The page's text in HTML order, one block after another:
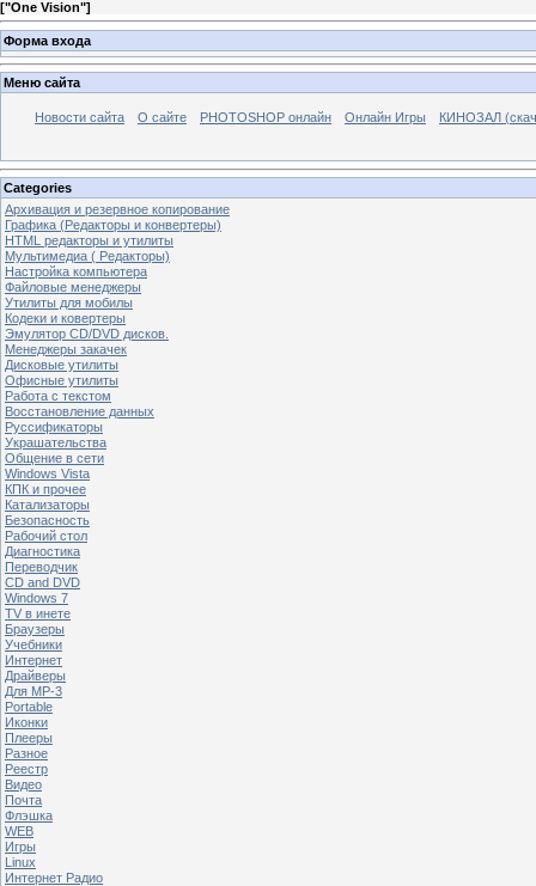
["One Vision"]
Форма входа
Меню сайта
Новости сайта О сайте PHOTOSHOP онлайн Онлайн Игры КИНОЗАЛ
Categories
Архивация и резервное копирование
Графика (Редакторы и конвертеры)
HTML редакторы и утилиты
Мультимедиа ( Редакторы)
Настройка компьютера
Файловые менеджеры
Утилиты для мобилы
Кодеки и ковертеры
Эмулятор CD/DVD дисков.
Менеджеры закачек
Дисковые утилиты
Офисные утилиты
Работа с текстом
Восстановление данных
Руссификаторы
Украшательства
Общение в сети
Windows Vista
КПК и прочее
Катализаторы
Безопасность
Рабочий стол
Диагностика
Переводчик
CD and DVD
Windows 7
TV в инете
Браузеры
Учебники
Интернет
Драйверы
Для MP-3
Portable
Иконки
Плееры
Разное
Реестр
Видео
Почта
Флэшка
WEB
Игры
Linux
Интернет Радио